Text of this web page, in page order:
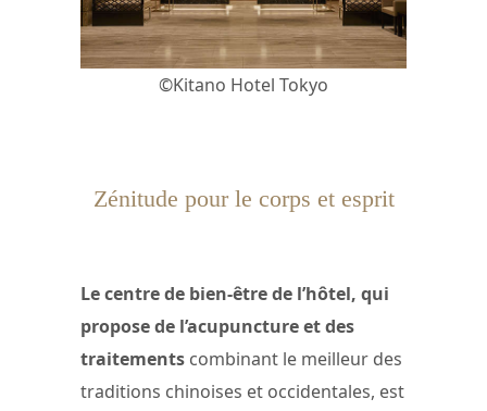
©Kitano Hotel Tokyo
Zénitude pour le corps et esprit
Le centre de bien-être de l’hôtel, qui
propose de l’acupuncture et des
traitements combinant le meilleur des
traditions chinoises et occidentales, est